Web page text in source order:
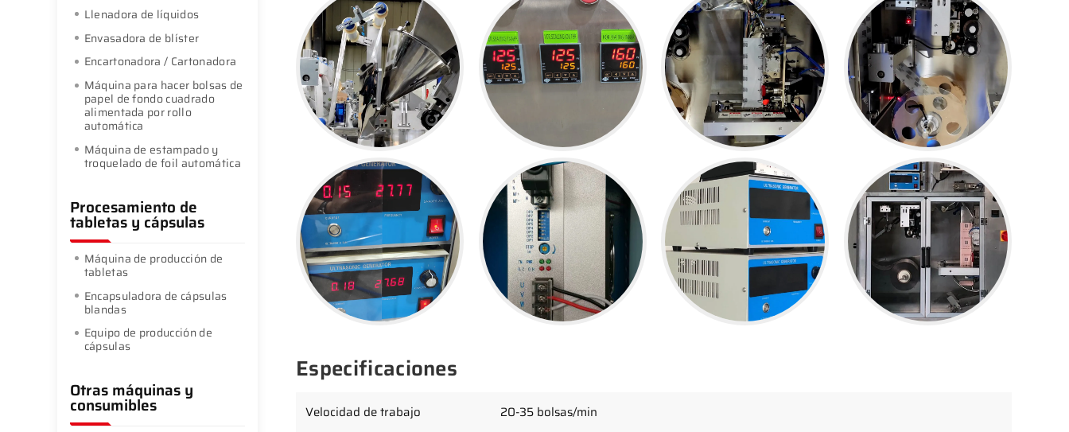
Especificaciones
Velocidad de trabajo 20-35 bolsas/min
Llenadora de líquidos
Envasadora de blíster
Encartonadora / Cartonadora
Máquina para hacer bolsas de
papel de fondo cuadrado
alimentada por rollo
automática
Máquina de estampado y
troquelado de foil automática
Procesamiento de
tabletas y cápsulas
Máquina de producción de
tabletas
Encapsuladora de cápsulas
blandas
Equipo de producción de
cápsulas
Otras máquinas y
consumibles